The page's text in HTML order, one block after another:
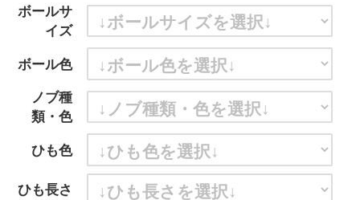
ボールサ
イズ
ボール色
ノブ種
類・色
ひも色
ひも長さ